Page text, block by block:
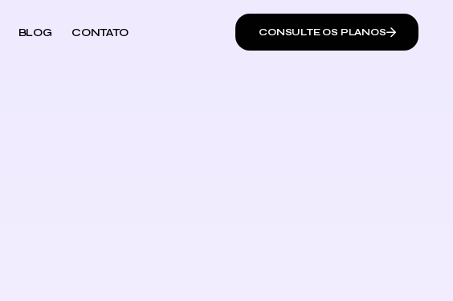
BLOG CONTATO CONSULTE OS PLANOS